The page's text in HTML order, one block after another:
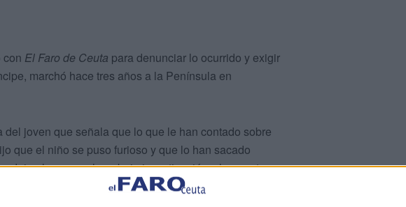
con El Faro de Ceuta para denunciar lo ocurrido y exigir
marchó hace tres años a la Península en
del joven que señala que lo que le han contado sobre
que el niño se puso furioso y que lo han sacado
el suceso ahora bajo investigación y la muerte.